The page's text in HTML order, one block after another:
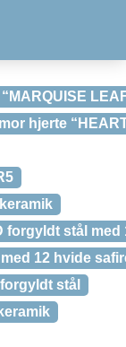
hjerte
forgyldt stål med
12 hvide
stål